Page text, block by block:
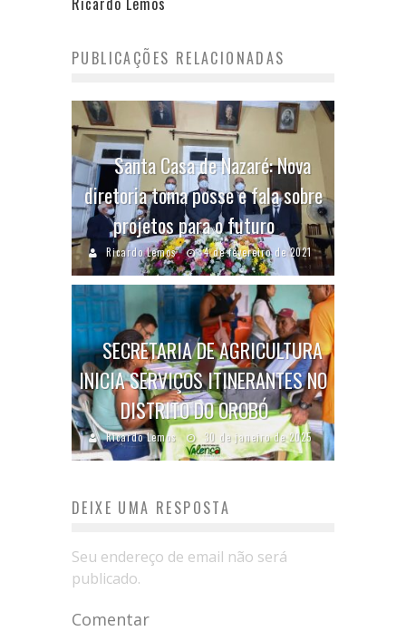
PUBLICAÇÕES RELACIONADAS
Santa Casa de Nazaré: Nova
diretoria toma posse e fala sobre
projetos para o futuro
Ricardo Lemos 4 de fevereiro de 2021
SECRETARIA DE AGRICULTURA
INICIA SERVIÇOS ITINERANTES NO
DISTRITO DO OROBÓ
Ricardo Lemos 30 de janeiro de 2025
DEIXE UMA RESPOSTA
Seu endereço de email não será
publicado.
Comentar